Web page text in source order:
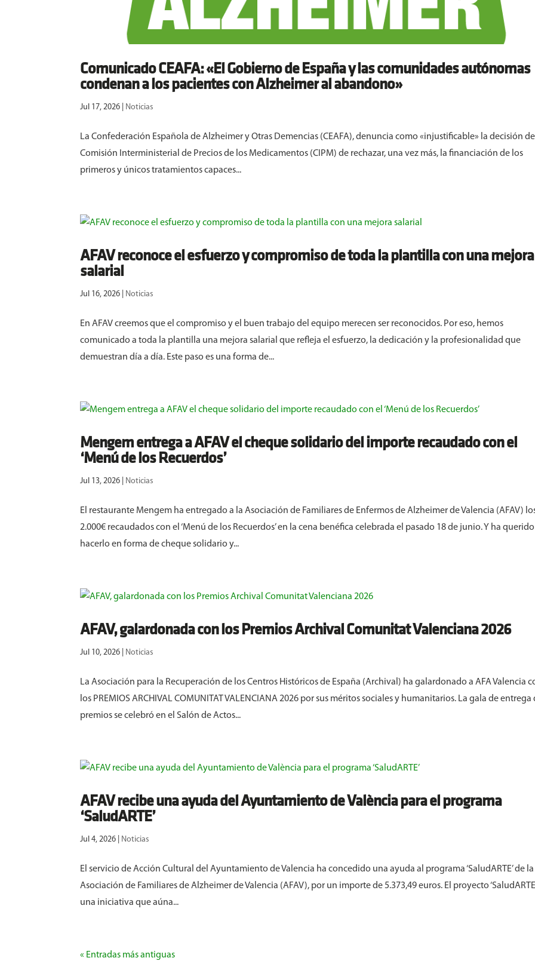
Comunicado CEAFA: «El Gobierno de España y las comunidades autónomas
condenan a los pacientes con Alzheimer al abandono»
Jul 17, 2026 Noticias
La Confederación Española de Alzheimer y Otras Demencias (CEAFA), denuncia como «injustificable» la decisión
Comisión Interministerial de Precios de los Medicamentos (CIPM) de rechazar, una vez más, la financiación de los
primeros y únicos tratamientos capaces...
AFAV reconoce el esfuerzo y compromiso de toda la plantilla con una mejora
salarial
Jul 16, 2026 Noticias
En AFAV creemos que el compromiso y el buen trabajo del equipo merecen ser reconocidos. Por eso, hemos
comunicado a toda la plantilla una mejora salarial que refleja el esfuerzo, la dedicación y la profesionalidad que
demuestran día a día. Este paso es una forma de...
Mengem entrega a AFAV el cheque solidario del importe recaudado con el
‘Menú de los Recuerdos’
Jul 13, 2026 Noticias
El restaurante Mengem ha entregado a la Asociación de Familiares de Enfermos de Alzheimer de Valencia (AFAV)
2.000€ recaudados con el ‘Menú de los Recuerdos’ en la cena benéfica celebrada el pasado 18 de junio. Y ha querido
hacerlo en forma de cheque solidario y...
AFAV, galardonada con los Premios Archival Comunitat Valenciana 2026
Jul 10, 2026 Noticias
La Asociación para la Recuperación de los Centros Históricos de España (Archival) ha galardonado a AFA Valencia
los PREMIOS ARCHIVAL COMUNITAT VALENCIANA 2026 por sus méritos sociales y humanitarios. La gala de entrega
premios se celebró en el Salón de Actos...
AFAV recibe una ayuda del Ayuntamiento de València para el programa
‘SaludARTE’
Jul 4, 2026 Noticias
El servicio de Acción Cultural del Ayuntamiento de Valencia ha concedido una ayuda al programa ‘SaludARTE’ de la
Asociación de Familiares de Alzheimer de Valencia (AFAV), por un importe de 5.373,49 euros. El proyecto
una iniciativa que aúna...
« Entradas más antiguas